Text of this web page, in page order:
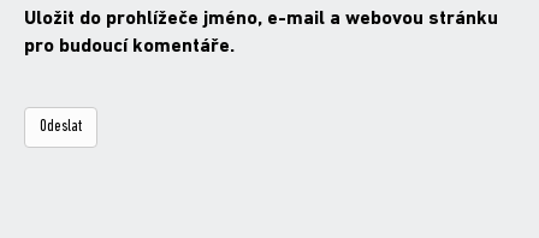
Uložit do prohlížeče jméno, e-mail a webovou stránku
pro budoucí komentáře.